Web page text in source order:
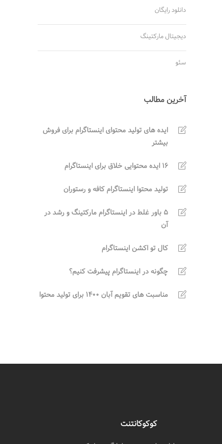
دانلود رایگان
دیجیتال مارکتینگ
سئو
آخرین مطالب
ایده های تولید محتوای اینستاگرام برای فروش
بیشتر
16 ایده محتوایی خلاق برای اینستاگرام
تولید محتوا اینستاگرام کافه و رستوران
5 باور غلط در اینستاگرام مارکتینگ و رشد در
آن
کال تو اکشن اینستاگرام
چگونه در اینستاگرام پیشرفت کنیم؟
مناسبت های تقویم آبان 1400 برای تولید محتوا
کوکوکانتنت